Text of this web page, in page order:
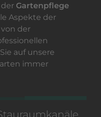
Gartenpflege
Aspekte der
der
auf unsere
immer